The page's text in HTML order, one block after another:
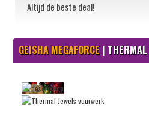
Altijd de beste deal!
GEISHA MEGAFORCE | THERMAL